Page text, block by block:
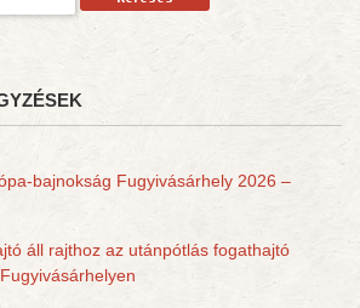
bajnokság Fugyivásárhely 2026 –
áll rajthoz az utánpótlás fogathajtó